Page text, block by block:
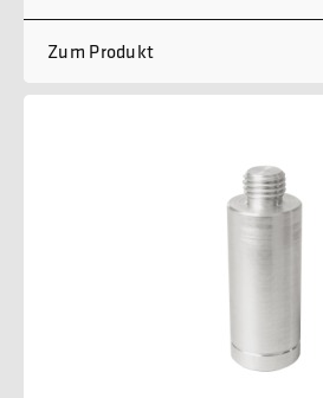
Zum Produkt